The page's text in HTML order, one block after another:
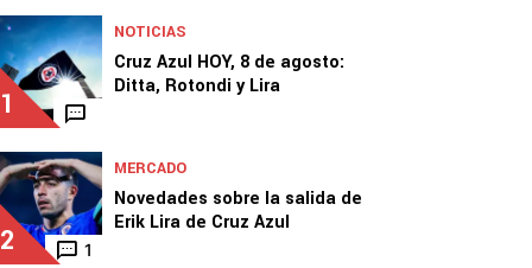
1
NOTICIAS
Cruz Azul HOY, 8 de agosto:
Ditta, Rotondi y Lira
2 1
MERCADO
Novedades sobre la salida de
Erik Lira de Cruz Azul